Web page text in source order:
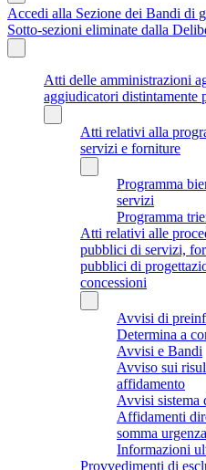
Accedi alla Sezione dei Bandi di
Sotto-sezioni eliminate dalla
Atti delle amministrazioni
aggiudicatori distintamente
Atti relativi alla
servizi e forniture
Programma
servizi
Programma
Atti relativi alle
pubblici di servizi,
pubblici di
concessioni
Avvisi di
Determina a
Avvisi e Bandi
Avviso sui
affidamento
Avvisi sistema
Affidamenti
somma
Informazioni
Provvedimenti di